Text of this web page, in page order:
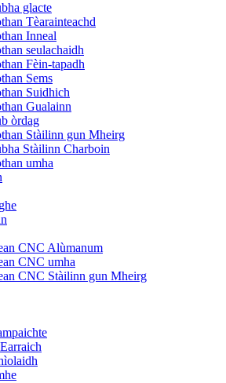
glacte
Tèarainteachd
Inneal
seulachaidh
Fèin-tapadh
Sems
Suidhich
Gualainn
òrdag
Stàilinn gun Mheirg
Stàilinn Charboin
umha
CNC Alùmanum
CNC umha
CNC Stàilinn gun Mheirg